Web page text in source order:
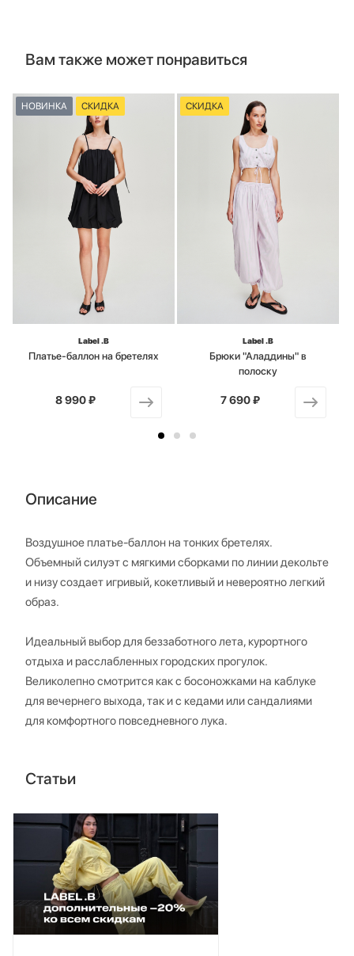
Вам также может понравиться
НОВИНКА СКИДКА
Label .B
Платье-баллон на бретелях
от
8 990 ₽
СКИДКА
Label .B
Брюки "Аладдины" в
полоску
от
7 690 ₽
Описание
Воздушное платье-баллон на тонких бретелях.
Объемный силуэт с мягкими сборками по линии декольте
и низу создает игривый, кокетливый и невероятно легкий
образ.
Идеальный выбор для беззаботного лета, курортного
отдыха и расслабленных городских прогулок.
Великолепно смотрится как с босоножками на каблуке
для вечернего выхода, так и с кедами или сандалиями
для комфортного повседневного лука.
Статьи